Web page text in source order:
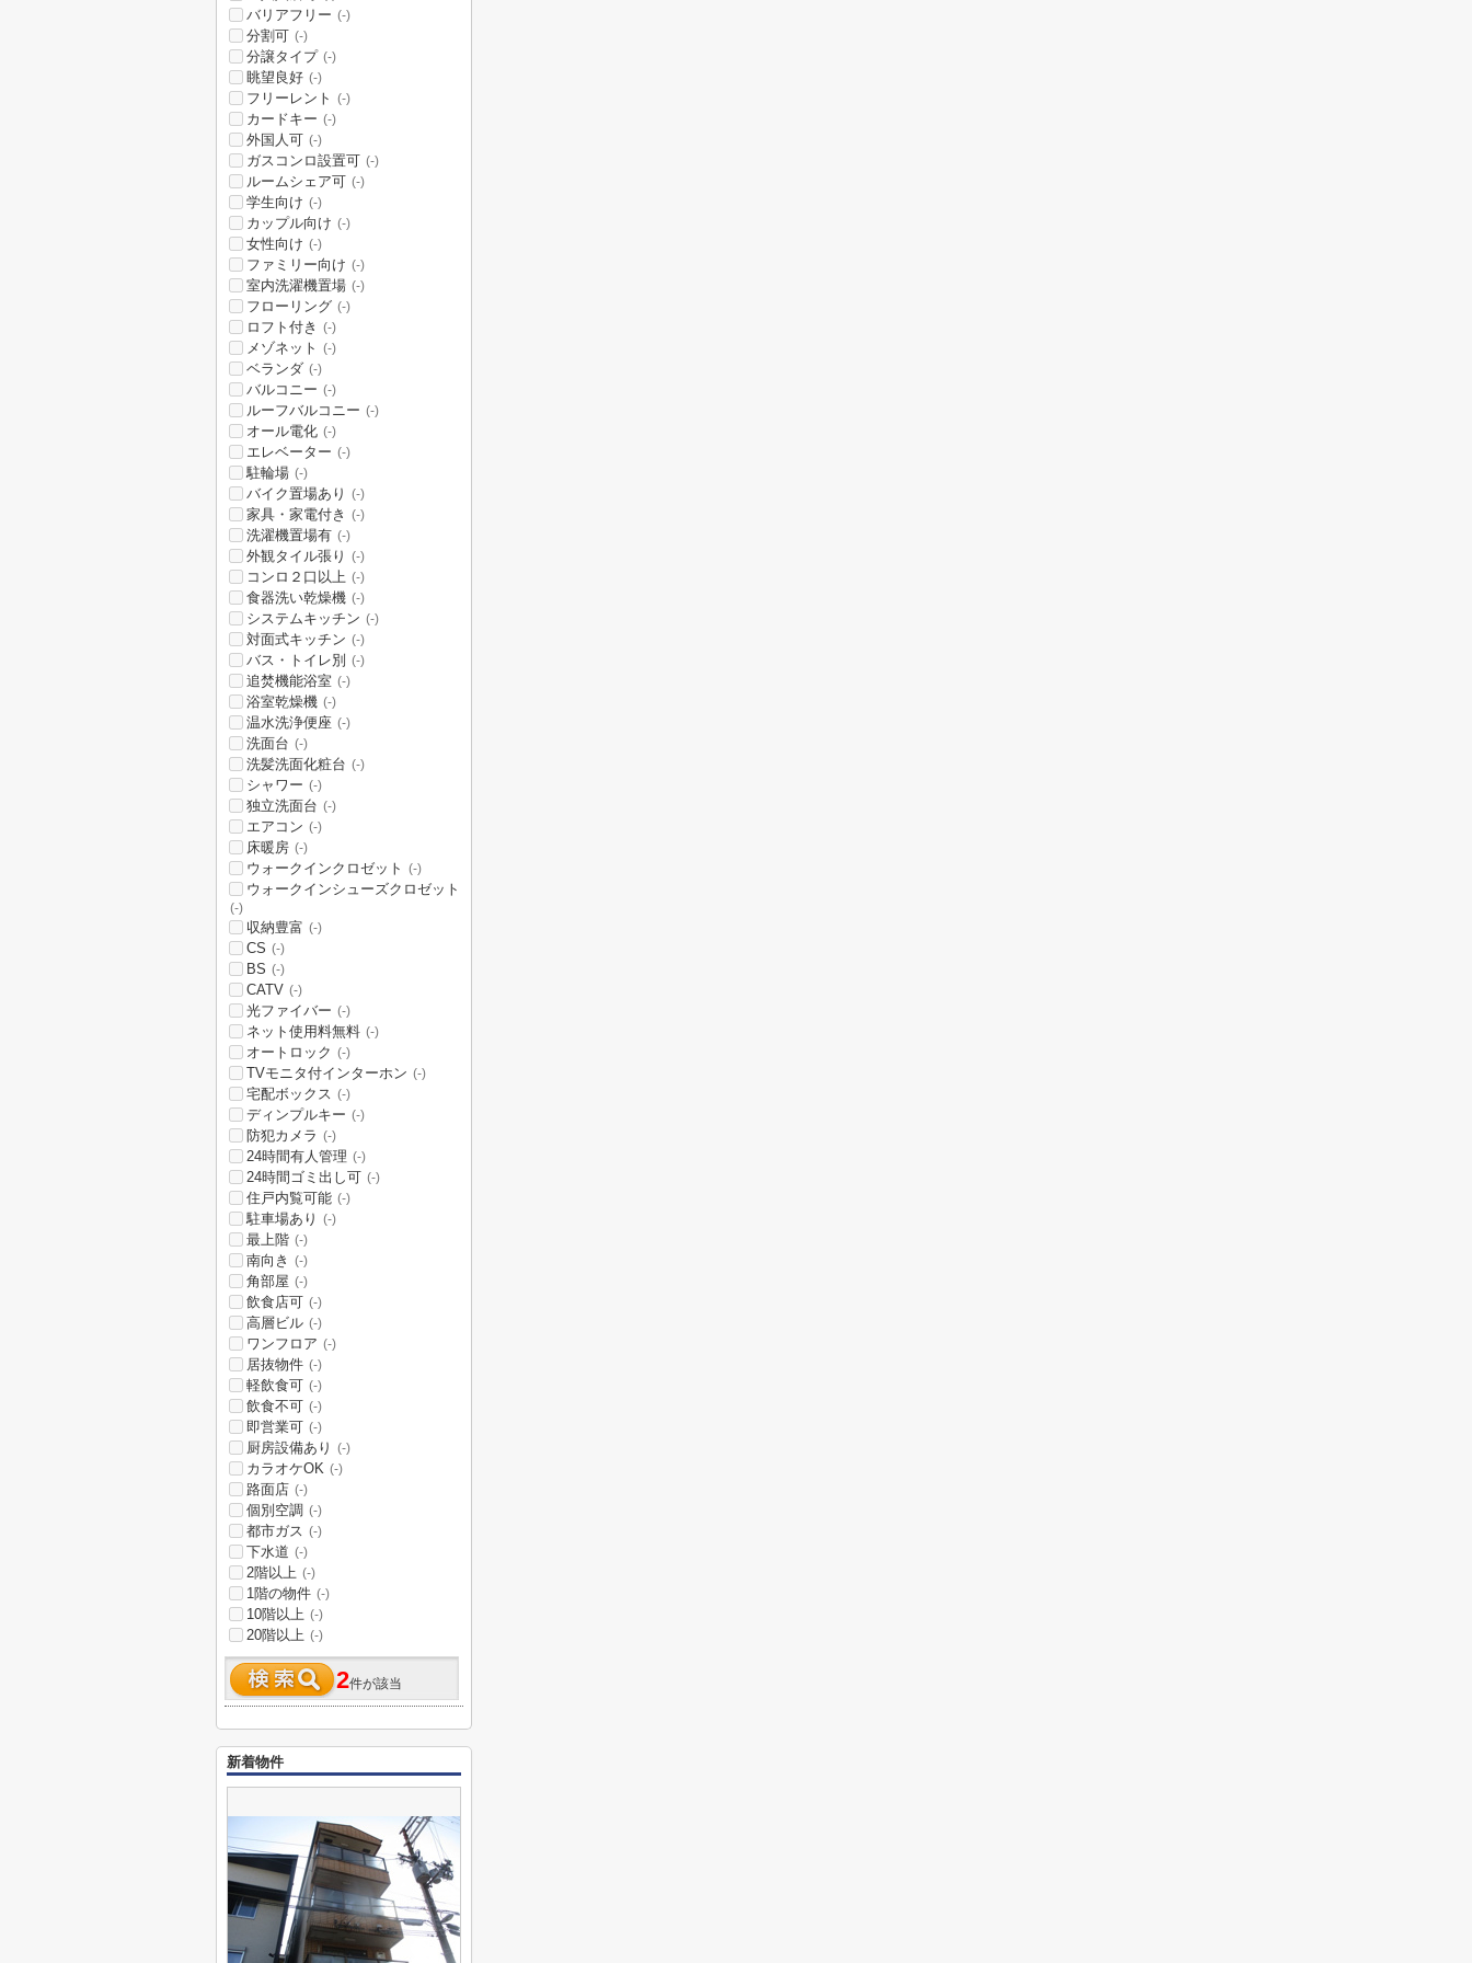
バリアフリー (-)
分割可 (-)
分譲タイプ (-)
眺望良好 (-)
フリーレント (-)
カードキー (-)
外国人可 (-)
ガスコンロ設置可 (-)
ルームシェア可 (-)
学生向け (-)
カップル向け (-)
女性向け (-)
ファミリー向け (-)
室内洗濯機置場 (-)
フローリング (-)
ロフト付き (-)
メゾネット (-)
ベランダ (-)
バルコニー (-)
ルーフバルコニー (-)
オール電化 (-)
エレベーター (-)
駐輪場 (-)
バイク置場あり (-)
家具・家電付き (-)
洗濯機置場有 (-)
外観タイル張り (-)
コンロ２口以上 (-)
食器洗い乾燥機 (-)
システムキッチン (-)
対面式キッチン (-)
バス・トイレ別 (-)
追焚機能浴室 (-)
浴室乾燥機 (-)
温水洗浄便座 (-)
洗面台 (-)
洗髪洗面化粧台 (-)
シャワー (-)
独立洗面台 (-)
エアコン (-)
床暖房 (-)
ウォークインクロゼット (-)
ウォークインシューズクロゼット
(-)
収納豊富 (-)
CS (-)
BS (-)
CATV (-)
光ファイバー (-)
ネット使用料無料 (-)
オートロック (-)
TVモニタ付インターホン (-)
宅配ボックス (-)
ディンプルキー (-)
防犯カメラ (-)
24時間有人管理 (-)
24時間ゴミ出し可 (-)
住戸内覧可能 (-)
駐車場あり (-)
最上階 (-)
南向き (-)
角部屋 (-)
飲食店可 (-)
高層ビル (-)
ワンフロア (-)
居抜物件 (-)
軽飲食可 (-)
飲食不可 (-)
即営業可 (-)
厨房設備あり (-)
カラオケOK (-)
路面店 (-)
個別空調 (-)
都市ガス (-)
下水道 (-)
2階以上 (-)
1階の物件 (-)
10階以上 (-)
20階以上 (-)
2件が該当
新着物件